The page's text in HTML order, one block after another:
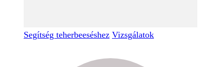
Segítség teherbeeséshez Vizsgálatok